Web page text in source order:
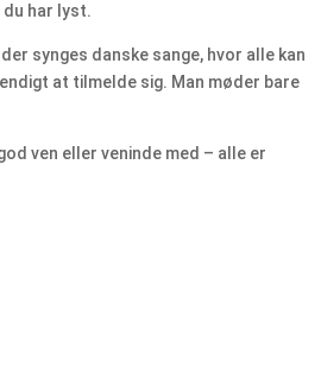
du har lyst.
synges danske sange, hvor alle kan
at tilmelde sig. Man møder bare
ven eller veninde med – alle er